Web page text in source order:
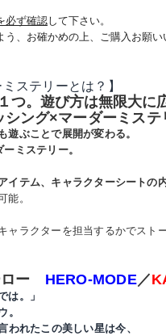
必ず確認して下さい。
、 お確かめの上、ご購入お願い
ステリーとは？】
つ。遊び方は無限大に
ング×マーダー ミス
ぶことで展開が変わる。
ミステリー。
イテム、キャラクターシートの
能。
ラクターを担当するかでスト
ロー HERO-MODE／
は。」
。
われたこの美しい星は今、